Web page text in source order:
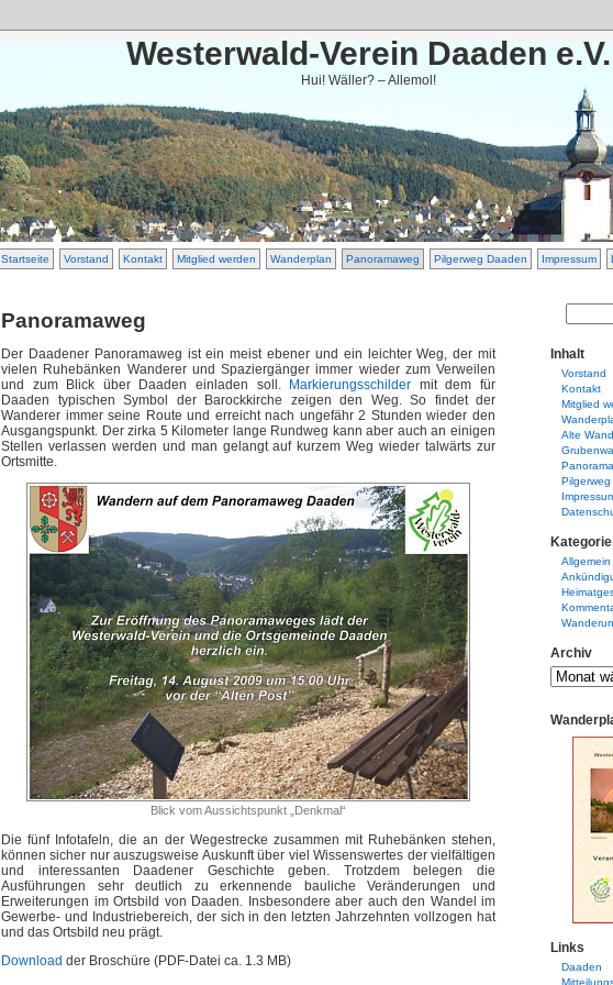
Westerwald-Verein Daaden e.V.
Hui! Wäller? – Allemol!
Startseite Vorstand Kontakt Mitglied werden Wanderplan Panoramaweg Pilgerweg Daaden Impressum
Panoramaweg
Der Daadener Panoramaweg ist ein meist ebener und ein leichter Weg, der mit
vielen Ruhebänken Wanderer und Spaziergänger immer wieder zum Verweilen
und zum Blick über Daaden einladen soll.
Markierungsschilder mit dem für
Daaden typischen Symbol der Barockkirche zeigen den Weg. So findet der
Wanderer immer seine Route und erreicht nach ungefähr 2 Stunden wieder den
Ausgangspunkt. Der zirka 5 Kilometer lange Rundweg kann aber auch an einigen
Stellen verlassen werden und man gelangt auf kurzem Weg wieder talwärts zur
Ortsmitte.
Blick vom Aussichtspunkt „Denkmal“
Die fünf Infotafeln, die an der Wegestrecke zusammen mit Ruhebänken stehen,
können sicher nur auszugsweise Auskunft über viel Wissenswertes der vielfältigen
und interessanten Daadener Geschichte geben. Trotzdem belegen die
Ausführungen sehr deutlich zu erkennende bauliche Veränderungen und
Erweiterungen im Ortsbild von Daaden. Insbesondere aber auch den Wandel im
Gewerbe- und Industriebereich, der sich in den letzten Jahrzehnten vollzogen hat
und das Ortsbild neu prägt.
Download der Broschüre (PDF-Datei ca. 1.3 MB)
Inhalt
Vorstand
Kontakt
Mitglied
Alte
Allgemein
Archiv
Links
Daaden